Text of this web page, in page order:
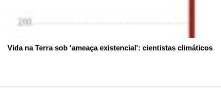
Vida na Terra sob 'ameaça existencial': cientistas climáticos